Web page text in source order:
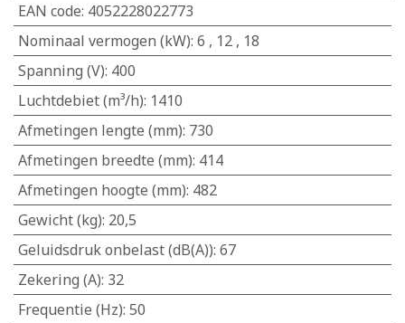
EAN code: 4052228022773
Nominaal vermogen (kW): 6 , 12, 18
Spanning (V): 400
Luchtdebiet (m³/h): 1410
Afmetingen lengte (mm): 730
Afmetingen breedte (mm): 414
Afmetingen hoogte (mm): 482
Gewicht (kg): 20,5
Geluidsdruk onbelast (dB(A)): 67
Zekering (A): 32
Frequentie (Hz): 50